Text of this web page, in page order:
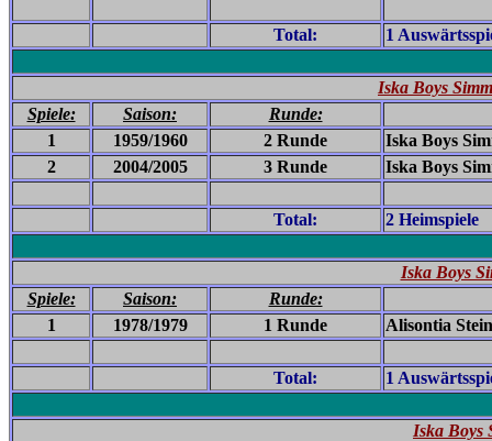
Total: 1
Iska Boys
Spiele:
Saison:
Runde:
1
1959/1960 2 Runde
Iska Boys
2
2004/2005 3 Runde Iska Boys
Total: 2 Heimspiele
Iska Boys
Spiele:
Saison:
Runde:
1
1978/1979 1 Runde Alisontia
Total: 1
Iska Boys